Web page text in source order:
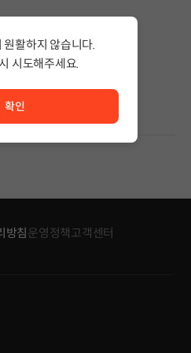
거나 필터조건을 변경하세요.
방침 운영정책고객센터
원활하지 않습니다.
시도해주세요.
확인